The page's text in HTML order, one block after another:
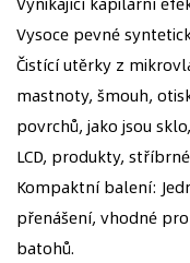
Vysoce pevné
Čistící utěrky z
mastnoty, šmouh,
povrchů, jako jsou
LCD, produkty,
Kompaktní balení:
přenášení, vhodné
batohů.